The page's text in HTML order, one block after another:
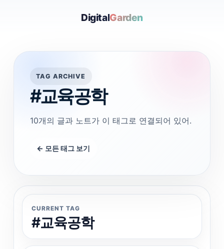
DigitalGarden
TAG ARCHIVE
#교육공학
10개의 글과 노트가 이 태그로 연결되어 있어.
← 모든 태그 보기
CURRENT TAG
#교육공학